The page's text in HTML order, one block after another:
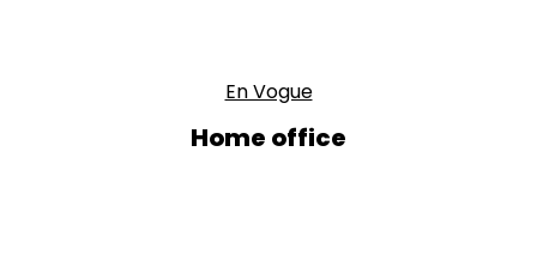
En Vogue
Home office